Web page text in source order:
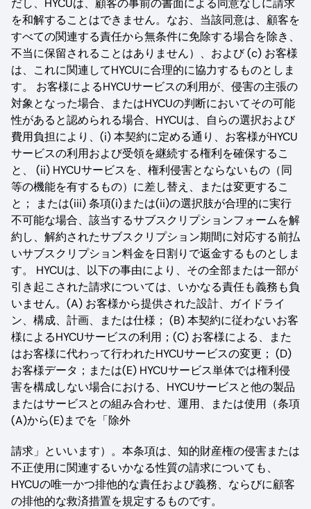
だし、HYCUは、顧客の事前の書面による同意なしに請求
を和解することはできません。なお、当該同意は、顧客を
すべての関連する責任から無条件に免除する場合を除き、
不当に保留されることはありません）、および (c) お客様
は、これに関連してHYCUに合理的に協力するものとしま
す。 お客様によるHYCUサービスの利用が、侵害の主張の
対象となった場合、またはHYCUの判断においてその可能
性があると認められる場合、HYCUは、自らの選択および
費用負担により、(i) 本契約に定める通り、お客様がHYCU
サービスの利用および受領を継続する権利を確保するこ
と、 (ii) HYCUサービスを、権利侵害とならないもの（同
等の機能を有するもの）に差し替え、または変更するこ
と； または(iii) 条項(i)または(ii)の選択肢が合理的に実行
不可能な場合、該当するサブスクリプションフォームを解
約し、解約されたサブスクリプション期間に対応する前払
いサブスクリプション料金を日割りで返金するものとしま
す。 HYCUは、以下の事由により、その全部または一部が
引き起こされた請求については、いかなる責任も義務も負
いません。(A) お客様から提供された設計、ガイドライ
ン、構成、計画、または仕様； (B) 本契約に従わないお客
様によるHYCUサービスの利用；(C) お客様による、また
はお客様に代わって行われたHYCUサービスの変更； (D)
お客様データ；または(E) HYCUサービス単体では権利侵
害を構成しない場合における、HYCUサービスと他の製品
またはサービスとの組み合わせ、運用、または使用（条項
(A)から(E)までを「除外
請求」といいます）。本条項は、知的財産権の侵害または
不正使用に関連するいかなる性質の請求についても、
HYCUの唯一かつ排他的な責任および義務、ならびに顧客
の排他的な救済措置を規定するものです。